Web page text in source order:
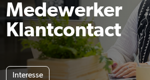
Medewerker
Klantcontact
Interesse